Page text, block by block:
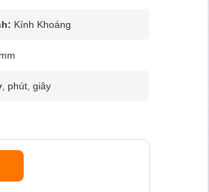
Kính Khoáng
phút, giây